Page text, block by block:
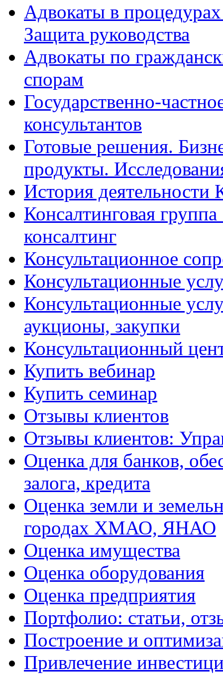
Адвокаты в
Защита руководства
Адвокаты по
спорам
Государственно-
консультантов
Готовые решения.
продукты.
История деятельности
Консалтинговая
консалтинг
Консультационное
Консультационные
Консультационные
аукционы, закупки
Консультационный
Купить вебинар
Купить семинар
Отзывы клиентов
Отзывы клиентов:
Оценка для банков,
залога, кредита
Оценка земли и
городах ХМАО, ЯНАО
Оценка имущества
Оценка оборудования
Оценка предприятия
Портфолио: статьи,
Построение и
Привлечение